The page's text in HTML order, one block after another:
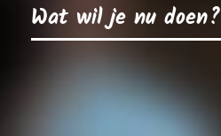
Wat wil je nu doen?